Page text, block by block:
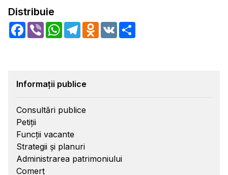
Distribuie
Facebook
Viber WhatsApp
TelegramOdnoklassniki
VK
Informații publice
Consultări publice
Petiții
Funcții vacante
Strategii și planuri
Administrarea patrimoniului
Comerț